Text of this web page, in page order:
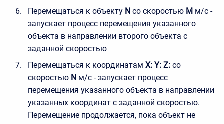
Перемещаться к объекту N со скоростью M м/с -
запускает процесс перемещения указанного
объекта в направлении второго объекта с
заданной скоростью
Перемещаться к координатам X: Y: Z: со
скоростью N м/с - запускает процесс
перемещения указанного объекта в направлении
указанных координат с заданной скоростью.
Перемещение продолжается, пока объект не